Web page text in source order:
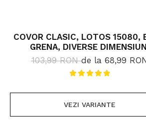
COVOR CLASIC, LOTOS 15080,
GRENA, DIVERSE
103,99 RONde la 68,99
VEZI VARIANTE